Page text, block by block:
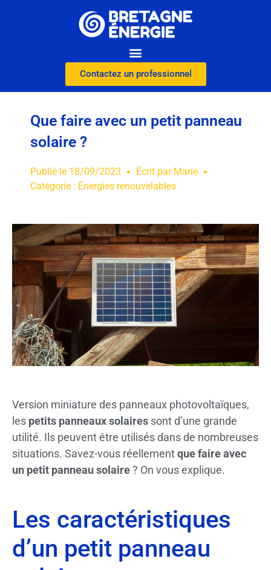
Contactez un professionnel
Que faire avec un petit panneau
solaire ?
Publié le 18/09/2023 Écrit parMarie
Catégorie : Énergies renouvelables
Version miniature des panneaux photovoltaïques,
les petits panneaux solaires sont d’une grande
utilité. Ils peuvent être utilisés dans de nombreuses
situations. Savez-vous réellementque faire avec
un petit panneau solaire? On vous explique.
Les caractéristiques
d’un petit panneau